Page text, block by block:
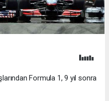
Formula 1, 9 yıl sonra